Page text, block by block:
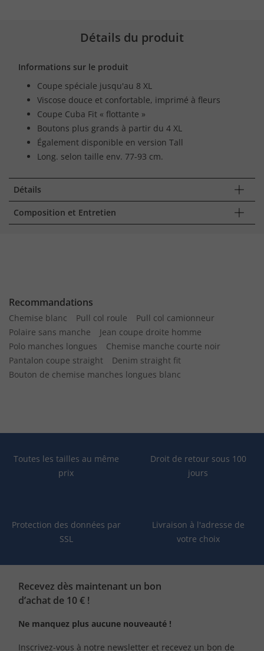
Détails du produit
Informations sur le produit
Coupe spéciale jusqu'au 8 XL
Viscose douce et confortable, imprimé à fleurs
Coupe Cuba Fit « flottante »
Boutons plus grands à partir du 4 XL
Également disponible en version Tall
Long. selon taille env. 77-93 cm.
Détails
Composition et Entretien
Recommandations
Chemise blanc Pull col roule
Pull col camionneur
Polaire sans manche
Jean coupe droite homme
Polo manches longues
Chemise manche courte noir
Pantalon coupe straight
Denim straight fit
Bouton de chemise manches longues blanc
Toutes les tailles au même
prix
Droit de retour sous 100
jours
Protection des données par
SSL
Livraison à l'adresse de
votre choix
Recevez dès maintenant un bon
d’achat de 10 € !
Ne manquez plus aucune nouveauté !
Inscrivez-vous à notre newsletter et recevez un bon de